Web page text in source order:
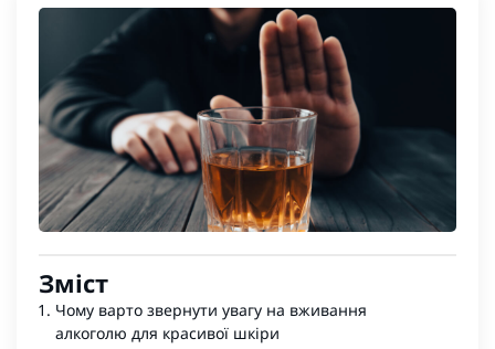
Зміст
Чому варто звернути увагу на вживання
алкоголю для красивої шкіри